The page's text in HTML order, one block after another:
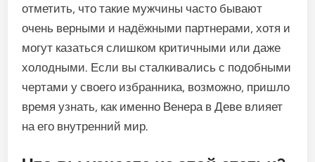
отметить, что такие мужчины часто бывают
очень верными и надёжными партнерами, хотя и
могут казаться слишком критичными или даже
холодными. Если вы сталкивались с подобными
чертами у своего избранника, возможно, пришло
время узнать, как именно Венера в Деве влияет
на его внутренний мир.